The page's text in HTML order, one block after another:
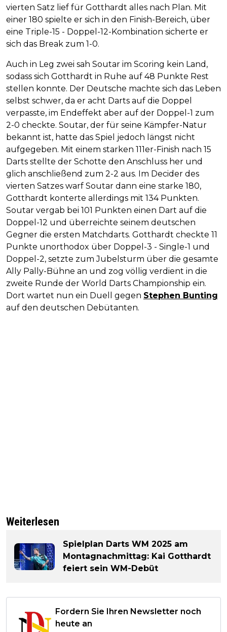
vierten Satz lief für Gotthardt alles nach Plan. Mit
einer 180 spielte er sich in den Finish-Bereich, über
eine Triple-15 - Doppel-12-Kombination sicherte er
sich das Break zum 1-0.
Auch in Leg zwei sah Soutar im Scoring kein Land,
sodass sich Gotthardt in Ruhe auf 48 Punkte Rest
stellen konnte. Der Deutsche machte sich das Leben
selbst schwer, da er acht Darts auf die Doppel
verpasste, im Endeffekt aber auf der Doppel-1 zum
2-0 checkte. Soutar, der für seine Kämpfer-Natur
bekannt ist, hatte das Spiel jedoch längst nicht
aufgegeben. Mit einem starken 111er-Finish nach 15
Darts stellte der Schotte den Anschluss her und
glich anschließend zum 2-2 aus. Im Decider des
vierten Satzes warf Soutar dann eine starke 180,
Gotthardt konterte allerdings mit 134 Punkten.
Soutar vergab bei 101 Punkten einen Dart auf die
Doppel-12 und überreichte seinem deutschen
Gegner die ersten Matchdarts. Gotthardt checkte 11
Punkte unorthodox über Doppel-3 - Single-1 und
Doppel-2, setzte zum Jubelsturm über die gesamte
Ally Pally-Bühne an und zog völlig verdient in die
zweite Runde der World Darts Championship ein.
Dort wartet nun ein Duell gegen Stephen Bunting
auf den deutschen Debütanten.
Weiterlesen
Spielplan Darts WM 2025 am
Montagnachmittag: Kai Gotthardt
feiert sein WM-Debüt
Fordern Sie Ihren Newsletter noch
heute an